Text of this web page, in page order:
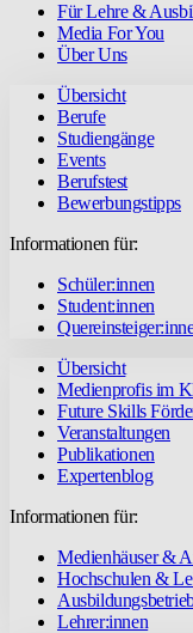
Für Lehre &
Media For You
Über Uns
Übersicht
Berufe
Studiengänge
Events
Berufstest
Bewerbungstipps
Informationen für:
Schüler:innen
Student:innen
Übersicht
Medienprofis im
Future Skills
Veranstaltungen
Publikationen
Expertenblog
Informationen für:
Medienhäuser &
Hochschulen &
Lehrer:innen